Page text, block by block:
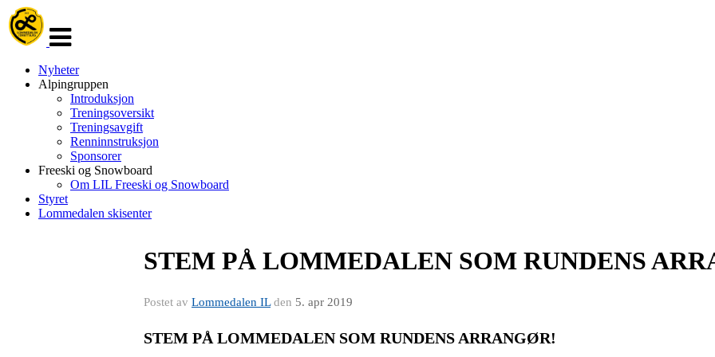
navigasjon
Nyheter
Alpingruppen
Introduksjon
Treningsoversikt
Treningsavgift
Renninnstruksjon
Sponsorer
Freeski og Snowboard
Om LIL Freeski og Snowboard
Styret
Lommedalen skisenter
STEM PÅ LOMMEDALEN SOM RUNDENS
Postet av Lommedalen ILden 5. apr 2019
STEM PÅ LOMMEDALEN SOM RUNDENS ARRANGØR!